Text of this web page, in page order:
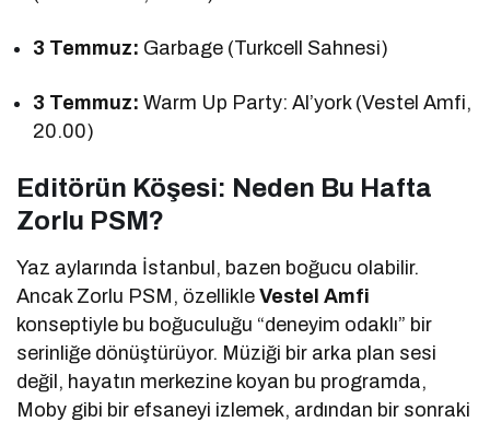
3 Temmuz: Garbage (Turkcell Sahnesi)
3 Temmuz: Warm Up Party: Al’york (Vestel Amfi,
20.00)
Editörün Köşesi: Neden Bu Hafta
Zorlu PSM?
Yaz aylarında İstanbul, bazen boğucu olabilir.
Ancak Zorlu PSM, özellikleVestel Amfi
konseptiyle bu boğuculuğu “deneyim odaklı” bir
serinliğe dönüştürüyor. Müziği bir arka plan sesi
değil, hayatın merkezine koyan bu programda,
Moby gibi bir efsaneyi izlemek, ardından bir sonraki